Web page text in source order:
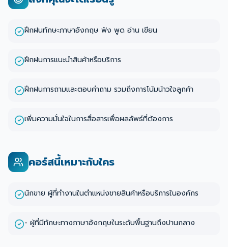
ฝึกฝนทักษะภาษาอังกฤษ ฟัง พูด อ่าน เขียน
ฝึกฝนการแนะนำสินค้าหรือบริการ
ฝึกฝนการถามและตอบคำถาม รวมถึงการโน้มน้าวใจลูกค้า
เพิ่มความมั่นใจในการสื่อสารเพื่อผลลัพธ์ที่ต้องการ
คอร์สนี้เหมาะกับใคร
นักขาย ผู้ที่ทำงานในตำแหน่งขายสินค้าหรือบริการในองค์กร
- ผู้ที่มีทักษะทางภาษาอังกฤษในระดับพื้นฐานถึงปานกลาง